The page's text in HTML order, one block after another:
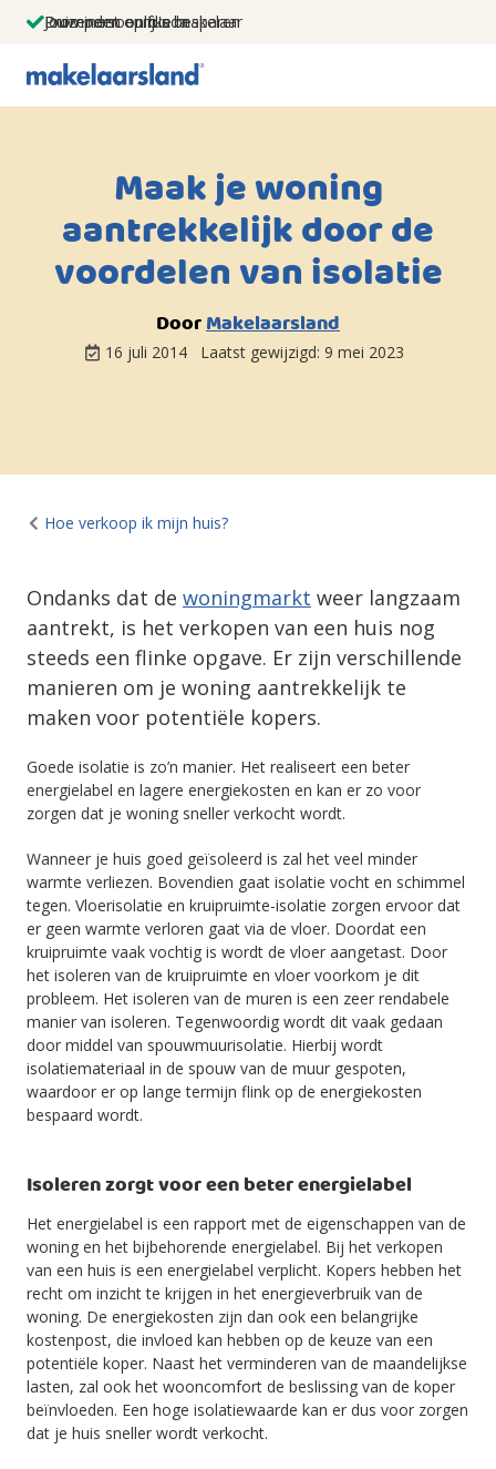
Jouw persoonlijke makelaar
Duizenden euro's besparen
Prominent op funda
Maak je woning
aantrekkelijk door de
voordelen van isolatie
DoorMakelaarsland
16 juli 2014 Laatst gewijzigd: 9 mei 2023
Hoe verkoop ik mijn huis?
Ondanks dat de woningmarkt weer langzaam
aantrekt, is het verkopen van een huis nog
steeds een flinke opgave. Er zijn verschillende
manieren om je woning aantrekkelijk te
maken voor potentiële kopers.
Goede isolatie is zo’n manier. Het realiseert een beter
energielabel en lagere energiekosten en kan er zo voor
zorgen dat je woning sneller verkocht wordt.
Wanneer je huis goed geïsoleerd is zal het veel minder
warmte verliezen. Bovendien gaat isolatie vocht en schimmel
tegen. Vloerisolatie en kruipruimte-isolatie zorgen ervoor dat
er geen warmte verloren gaat via de vloer. Doordat een
kruipruimte vaak vochtig is wordt de vloer aangetast. Door
het isoleren van de kruipruimte en vloer voorkom je dit
probleem. Het isoleren van de muren is een zeer rendabele
manier van isoleren. Tegenwoordig wordt dit vaak gedaan
door middel van spouwmuurisolatie. Hierbij wordt
isolatiemateriaal in de spouw van de muur gespoten,
waardoor er op lange termijn flink op de energiekosten
bespaard wordt.
Isoleren zorgt voor een beter energielabel
Het energielabel is een rapport met de eigenschappen van de
woning en het bijbehorende energielabel. Bij het verkopen
van een huis is een energielabel verplicht. Kopers hebben het
recht om inzicht te krijgen in het energieverbruik van de
woning. De energiekosten zijn dan ook een belangrijke
kostenpost, die invloed kan hebben op de keuze van een
potentiële koper. Naast het verminderen van de maandelijkse
lasten, zal ook het wooncomfort de beslissing van de koper
beïnvloeden. Een hoge isolatiewaarde kan er dus voor zorgen
dat je huis sneller wordt verkocht.